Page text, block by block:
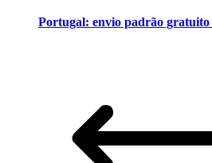
Portugal: envio padrão gratuito